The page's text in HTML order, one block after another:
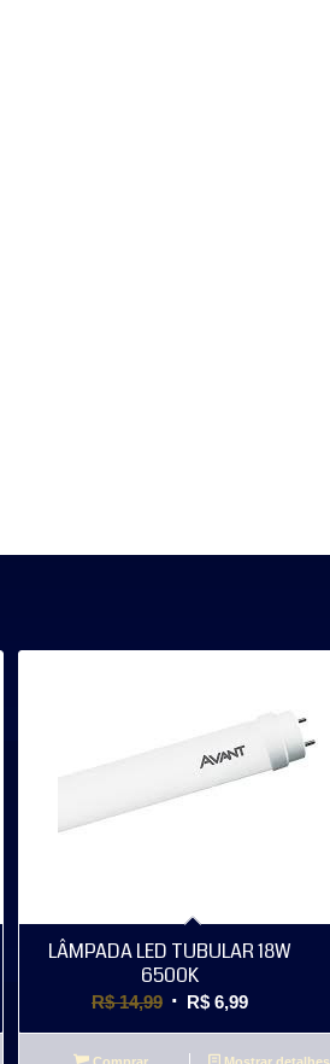
LÂMPADA LED TUBULAR 18W
6500K
R$14,99 O
preço
original
R$ 6,99O
preço
atual